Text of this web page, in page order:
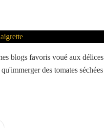
blogs favoris voué aux délices
des tomates séchées